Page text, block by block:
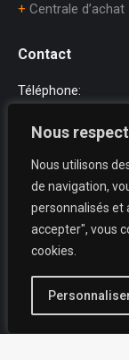
Nous
Nous utilisons
de navigation,
personnalisés et
accepter", vous
cookies.
+ Centrale d’achat
Contact
Téléphone:
Adresse:
69, avenue du
64200 BIARRITZ
Trouvez nous sur :
page
X
La
page
YouTube
La
page